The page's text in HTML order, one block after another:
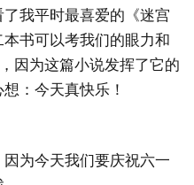
我平时最喜爱的《迷宫
书可以考我们的眼力和
因为这篇小说发挥了它的
：今天真快乐！
为今天我们要庆祝六一